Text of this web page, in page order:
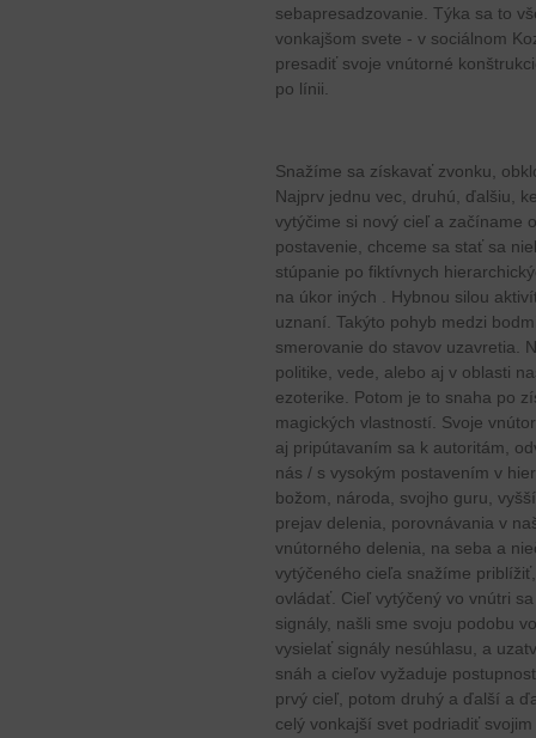
sebapresadzovanie. Týka sa to
vonkajšom svete - v sociálnom
presadiť svoje vnútorné
po línii.
Snažíme sa získavať zvonku,
Najprv jednu vec, druhú, ďalšiu,
vytýčime si nový cieľ a začíname
postavenie, chceme sa stať sa
stúpanie po fiktívnych
na úkor iných . Hybnou silou
uznaní. Takýto pohyb medzi
smerovanie do stavov uzavretia.
politike, vede, alebo aj v oblasti
ezoterike. Potom je to snaha po
magických vlastností. Svoje
aj pripútavaním sa k autoritám,
nás / s vysokým postavením v
božom, národa, svojho guru,
prejav delenia, porovnávania v
vnútorného delenia, na seba a
vytýčeného cieľa snažíme
ovládať. Cieľ vytýčený vo vnútri
signály, našli sme svoju podobu
vysielať signály nesúhlasu, a
snáh a cieľov vyžaduje
prvý cieľ, potom druhý a ďalší a
celý vonkajší svet podriadiť